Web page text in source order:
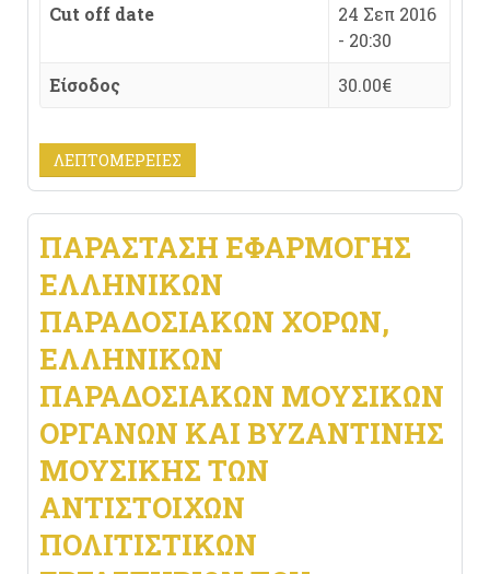
Cut off date
24 Σεπ 2016
- 20:30
Είσοδος
30.00€
ΛΕΠΤΟΜΈΡΕΙΕΣ
ΠΑΡΆΣΤΑΣΗ ΕΦΑΡΜΟΓΉΣ
ΕΛΛΗΝΙΚΏΝ
ΠΑΡΑΔΟΣΙΑΚΏΝ ΧΟΡΏΝ,
ΕΛΛΗΝΙΚΏΝ
ΠΑΡΑΔΟΣΙΑΚΏΝ ΜΟΥΣΙΚΏΝ
ΟΡΓΆΝΩΝ ΚΑΙ ΒΥΖΑΝΤΙΝΉΣ
ΜΟΥΣΙΚΉΣ ΤΩΝ
ΑΝΤΊΣΤΟΙΧΩΝ
ΠΟΛΙΤΙΣΤΙΚΏΝ